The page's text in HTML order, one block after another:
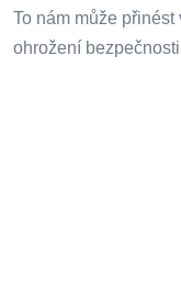
To nám může
ohrožení